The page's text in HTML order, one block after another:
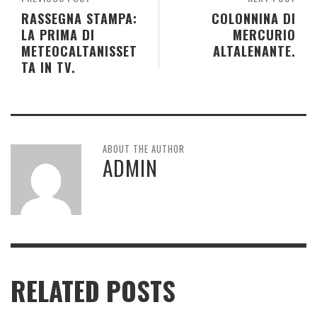
COLONNINA DI
MERCURIO
ALTALENANTE.
RASSEGNA STAMPA:
LA PRIMA DI
METEOCALTANISSET
TA IN TV.
ABOUT THE AUTHOR
ADMIN
RELATED POSTS